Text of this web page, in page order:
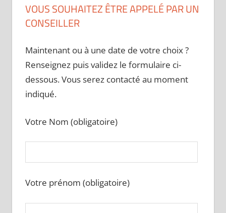
VOUS SOUHAITEZ ÊTRE APPELÉ PAR UN
CONSEILLER
Maintenant ou à une date de votre choix ?
Renseignez puis validez le formulaire ci-
dessous. Vous serez contacté au moment
indiqué.
Votre Nom (obligatoire)
Votre prénom (obligatoire)